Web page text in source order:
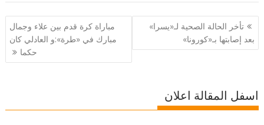
تصفّح
المقالات
تأخر الحالة الصحية لـ«يسرا»
بعد إصابتها بـ«كورونا»
مباراة كرة قدم بين علاء وجمال
مبارك في «طرة»:و العادلي كان
حكما
اسفل المقالة اعلان